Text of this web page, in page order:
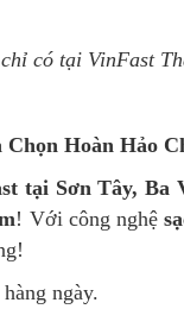
có tại VinFast
Hoàn Hảo
tại Sơn Tây, Ba
! Với công nghệ
ngày.